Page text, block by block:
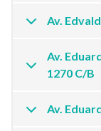
Av.
Av.
1270 C/B
Av.